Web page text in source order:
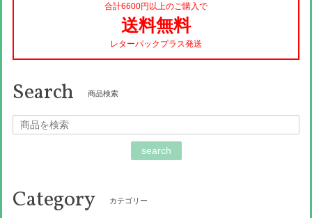
合計6600円以上のご購入で
送料無料
レターパックプラス発送
Search 商品検索
search
Category カテゴリー